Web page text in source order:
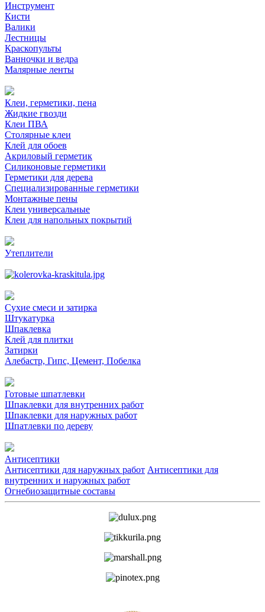
Инструмент
Кисти
Валики
Лестницы
Краскопульты
Ванночки и ведра
Малярные ленты
Клеи, герметики, пена
Жидкие гвозди
Клеи ПВА
Столярные клеи
Клей для обоев
Акриловый герметик
Силиконовые герметики
Герметики для дерева
Специализированные герметики
Монтажные пены
Клеи универсальные
Клеи для напольных покрытий
Утеплители
Сухие смеси и затирка
Штукатурка
Шпаклевка
Клей для плитки
Затирки
Алебастр, Гипс, Цемент, Побелка
Готовые шпатлевки
Шпаклевки для внутренних работ
Шпаклевки для наружных работ
Шпатлевки по дереву
Антисептики
Антисептики для наружных работ Антисептики для
внутренних и наружных работ
Огнебиозащитные составы